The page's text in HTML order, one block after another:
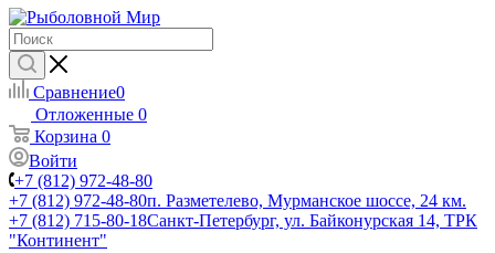
Сравнение0
Отложенные 0
Корзина 0
Войти
+7 (812) 972-48-80
+7 (812) 972-48-80п. Разметелево, Мурманское шоссе, 24 км.
+7 (812) 715-80-18Санкт-Петербург, ул. Байконурская 14, ТРК
"Континент"